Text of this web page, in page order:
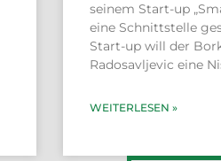
seinem Start-up
eine Schnittstelle
Start-up will der
Radosavljevic eine
WEITERLESEN »